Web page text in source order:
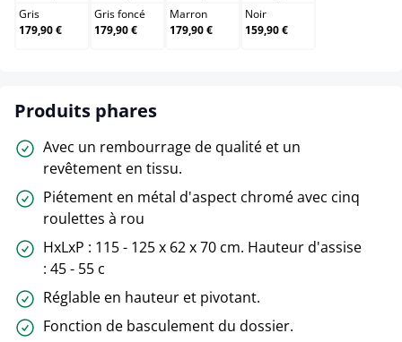
Gris
179,90 €
Gris foncé
179,90 €
Marron
179,90 €
Noir
159,90 €
Produits phares
Avec un rembourrage de qualité et un
revêtement en tissu.
Piétement en métal d'aspect chromé avec cinq
roulettes à rou
HxLxP : 115 - 125 x 62 x 70 cm. Hauteur d'assise
: 45 - 55 c
Réglable en hauteur et pivotant.
Fonction de basculement du dossier.